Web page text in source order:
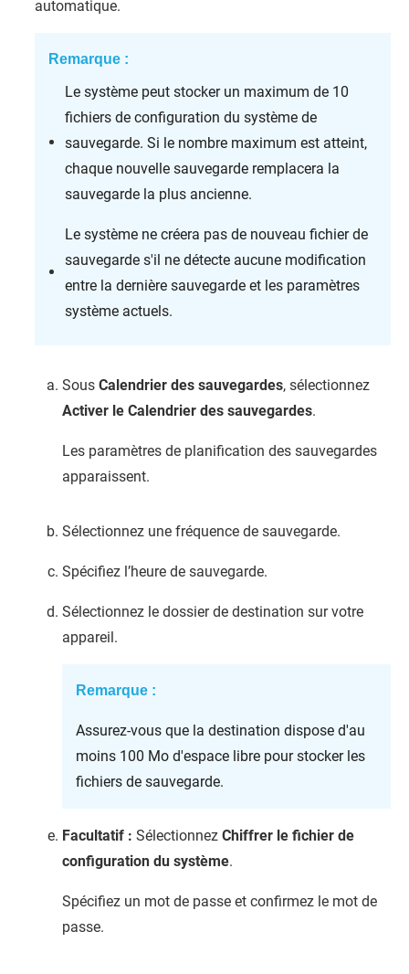
automatique.
Remarque :
Le système peut stocker un maximum de 10
fichiers de configuration du système de
sauvegarde. Si le nombre maximum est atteint,
chaque nouvelle sauvegarde remplacera la
sauvegarde la plus ancienne.
Le système ne créera pas de nouveau fichier de
sauvegarde s'il ne détecte aucune modification
entre la dernière sauvegarde et les paramètres
système actuels.
Sous Calendrier des sauvegardes, sélectionnez
Activer le Calendrier des sauvegardes.
Les paramètres de planification des sauvegardes
apparaissent.
Sélectionnez une fréquence de sauvegarde.
Spécifiez l’heure de sauvegarde.
Sélectionnez le dossier de destination sur votre
appareil.
Remarque :
Assurez-vous que la destination dispose d'au
moins 100 Mo d'espace libre pour stocker les
fichiers de sauvegarde.
Facultatif : Sélectionnez Chiffrer le fichier de
configuration du système.
Spécifiez un mot de passe et confirmez le mot de
passe.